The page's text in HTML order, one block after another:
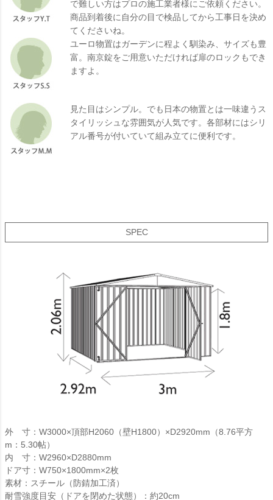
で難しい方はプロの施工業者様にご依頼ください。
商品到着後に自分の目で検品してから工事日を決め
てくださいね。
ユーロ物置はガーデンに程よく馴染み、サイズも豊
富。南京錠をご用意いただければ扉のロックもでき
ますよ。
見た目はシンプル。でも日本の物置とは一味違うス
タイリッシュな雰囲気が人気です。各部材にはシリ
アル番号が付いていて組み立てに便利です。
SPEC
外 寸：W3000×頂部H2060（壁H1800）×D2920mm（8.76平方
m：5.30帖）
内 寸：W2960×D2880mm
ドア寸：W750×1800mm×2枚
素材：スチール（防錆加工済）
耐雪強度目安（ドアを閉めた状態）：約20cm